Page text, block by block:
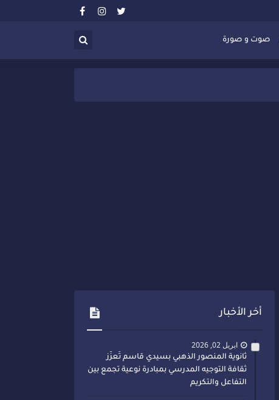
صوت و صورة
أخر الأخبار
ابريل 02, 2026
ثانوية المنصور الذهبي بسيدي قاسم تُعزّز
ثقافة التوجيه المدرسي بمبادرة نوعية تجمع بين
التفاعل والتكريم